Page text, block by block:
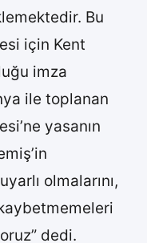
Bu
için Kent
imza
ile toplanan
yasanın
olmalarını,
dedi.